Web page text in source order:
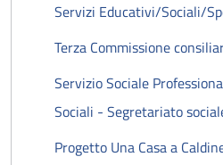
Servizi Educativi/Sociali/
Terza Commissione
Servizio Sociale
Sociali - Segretariato
Progetto Una Casa a